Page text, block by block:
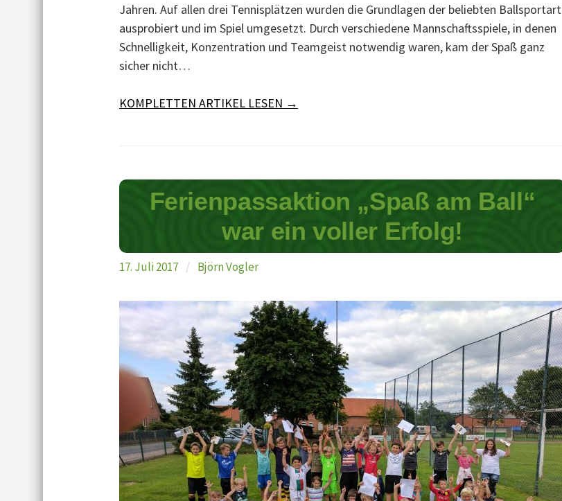
Jahren. Auf allen drei Tennisplätzen wurden die Grundlagen der beliebten Ballsportart
ausprobiert und im Spiel umgesetzt. Durch verschiedene Mannschaftsspiele, in denen
Schnelligkeit, Konzentration und Teamgeist notwendig waren, kam der Spaß ganz
sicher nicht…
KOMPLETTEN ARTIKEL LESEN →
Ferienpassaktion „Spaß am Ball“
war ein voller Erfolg!
17. Juli 2017 / Björn Vogler